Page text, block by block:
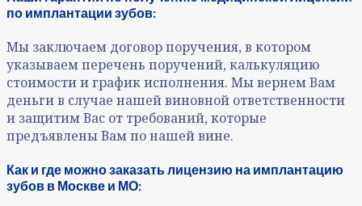
по имплантации зубов:
Мы заключаем договор поручения, в котором
указываем перечень поручений, калькуляцию
стоимости и график исполнения. Мы вернем Вам
деньги в случае нашей виновной ответственности
и защитим Вас от требований, которые
предъявлены Вам по нашей вине.
Как и где можно заказать лицензию на имплантацию
зубов в Москве и МО: